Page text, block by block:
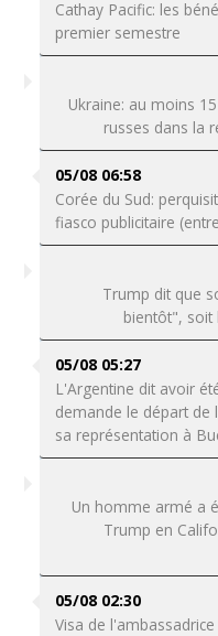
Cathay Pacific: les
premier semestre
Ukraine: au moins
russes dans la
05/08 06:58
Corée du Sud:
fiasco publicitaire
Trump dit que
bientôt", soit
05/08 05:27
L'Argentine dit avoir
demande le départ de
sa représentation à
Un homme armé a
Trump en
05/08 02:30
Visa de